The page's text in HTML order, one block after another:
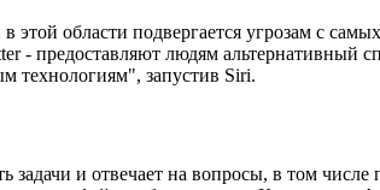
этой области подвергается угрозам с
предоставляют людям альтернативный
технологиям", запустив Siri.
и отвечает на вопросы, в том